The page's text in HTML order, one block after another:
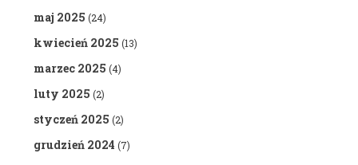
maj 2025 (24)
kwiecień 2025 (13)
marzec 2025 (4)
luty 2025 (2)
styczeń 2025 (2)
grudzień 2024 (7)